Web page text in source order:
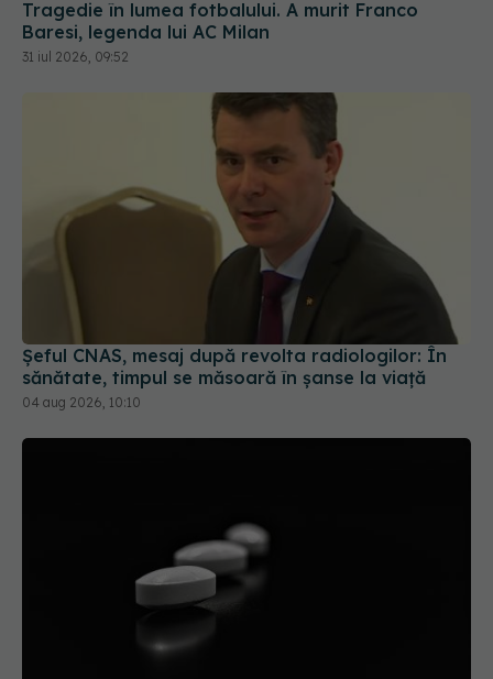
Tragedie în lumea fotbalului. A murit Franco
Baresi, legenda lui AC Milan
31 iul 2026, 09:52
Șeful CNAS, mesaj după revolta radiologilor: În
sănătate, timpul se măsoară în șanse la viață
04 aug 2026, 10:10